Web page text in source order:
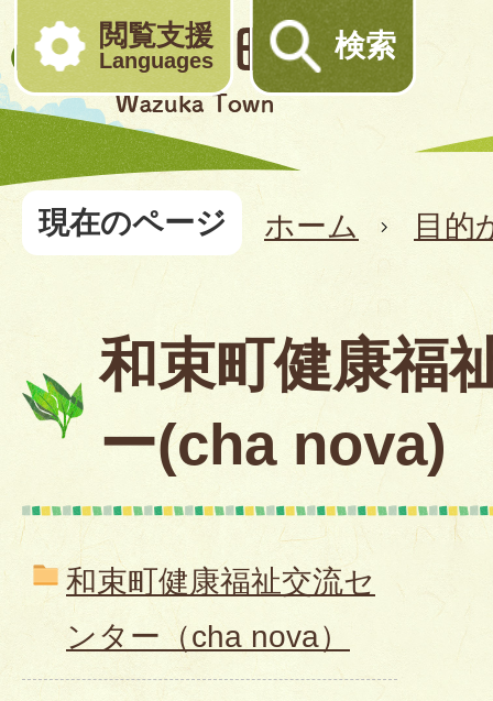
閲覧支援
Languages 検索
現在のページ ホーム 目的
和束町健康福
ー(cha nova)
和束町健康福祉交流セ
ンター（cha nova）